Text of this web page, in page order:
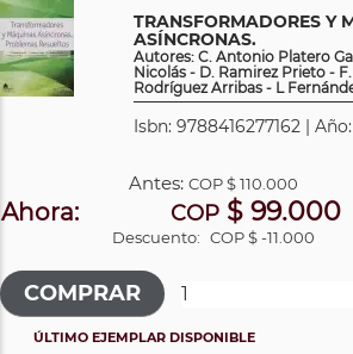
TRANSFORMADORES Y
ASÍNCRONAS.
Autores: C. Antonio Platero
Nicolás - D. Ramirez Prieto -
Rodríguez Arribas - L
Isbn: 9788416277162 |
Antes:COP$ 110.000
Ahora: COP$ 99.000
Descuento: COP $ -11.000
ÚLTIMO EJEMPLAR DISPONIBLE